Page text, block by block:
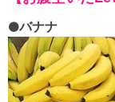
⚫バナナ